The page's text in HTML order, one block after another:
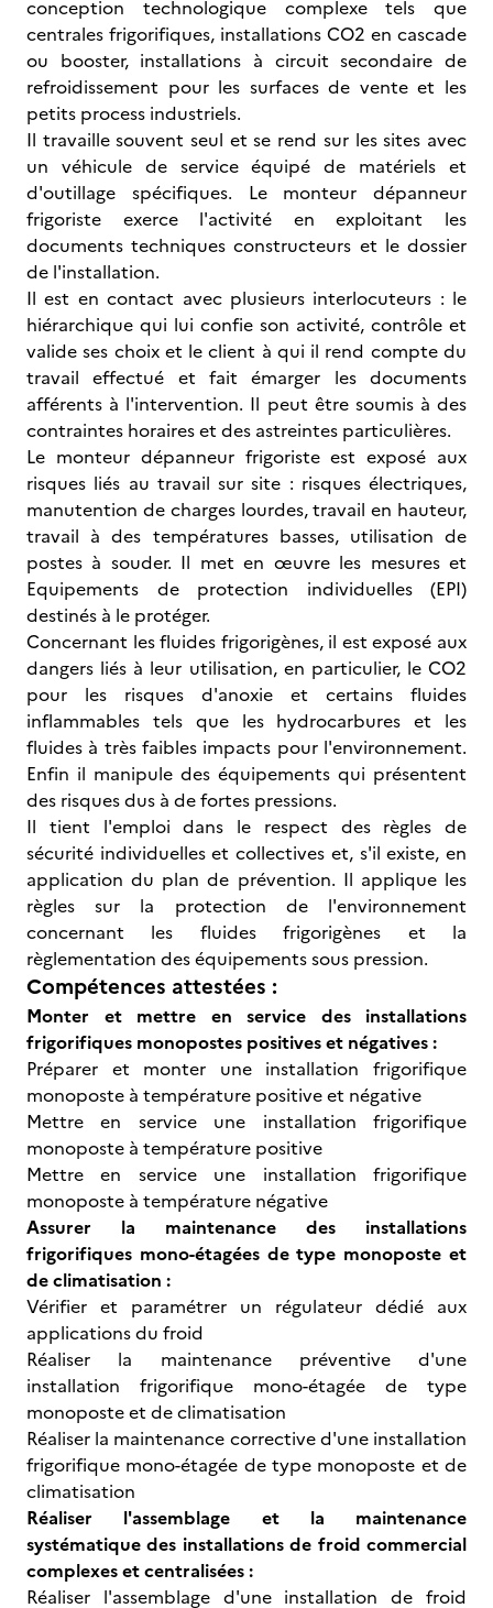
conception technologique complexe tels que
centrales frigorifiques, installations CO2 en cascade
ou booster, installations à circuit secondaire de
refroidissement pour les surfaces de vente et les
petits process industriels.
Il travaille souvent seul et se rend sur les sites avec
un véhicule de service équipé de matériels et
d'outillage spécifiques. Le monteur dépanneur
frigoriste exerce l'activité en exploitant les
documents techniques constructeurs et le dossier
de l'installation.
Il est en contact avec plusieurs interlocuteurs : le
hiérarchique qui lui confie son activité, contrôle et
valide ses choix et le client à qui il rend compte du
travail effectué et fait émarger les documents
afférents à l'intervention. Il peut être soumis à des
contraintes horaires et des astreintes particulières.
Le monteur dépanneur frigoriste est exposé aux
risques liés au travail sur site : risques électriques,
manutention de charges lourdes, travail en hauteur,
travail à des températures basses, utilisation de
postes à souder. Il met en œuvre les mesures et
Equipements de protection individuelles (EPI)
destinés à le protéger.
Concernant les fluides frigorigènes, il est exposé aux
dangers liés à leur utilisation, en particulier, le CO2
pour les risques d'anoxie et certains fluides
inflammables tels que les hydrocarbures et les
fluides à très faibles impacts pour l'environnement.
Enfin il manipule des équipements qui présentent
des risques dus à de fortes pressions.
Il tient l'emploi dans le respect des règles de
sécurité individuelles et collectives et, s'il existe, en
application du plan de prévention. Il applique les
règles sur la protection de l'environnement
concernant les fluides frigorigènes et la
règlementation des équipements sous pression.
Compétences attestées :
Monter et mettre en service des installations
frigorifiques monopostes positives et négatives :
Préparer et monter une installation frigorifique
monoposte à température positive et négative
Mettre en service une installation frigorifique
monoposte à température positive
Mettre en service une installation frigorifique
monoposte à température négative
Assurer la maintenance des installations
frigorifiques mono-étagées de type monoposte et
de climatisation :
Vérifier et paramétrer un régulateur dédié aux
applications du froid
Réaliser la maintenance préventive d'une
installation frigorifique mono-étagée de type
monoposte et de climatisation
Réaliser la maintenance corrective d'une installation
frigorifique mono-étagée de type monoposte et de
climatisation
Réaliser l'assemblage et la maintenance
systématique des installations de froid commercial
complexes et centralisées :
Réaliser l'assemblage d'une installation de froid